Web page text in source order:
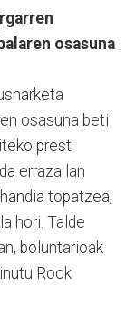
osasuna
osasuna beti
prest
erraza lan
topatzea,
hori. Talde
boluntarioak
Rock